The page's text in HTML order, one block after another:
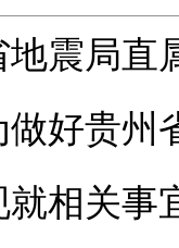
震局直
做好贵州
相关事